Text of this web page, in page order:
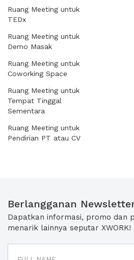
Ruang Meeting untuk
TEDx
Ruang Meeting untuk
Demo Masak
Ruang Meeting untuk
Coworking Space
Ruang Meeting untuk
Tempat Tinggal
Sementara
Ruang Meeting untuk
Pendirian PT atau CV
Berlangganan
Dapatkan informasi, promo dan
menarik lainnya seputar XWORK!